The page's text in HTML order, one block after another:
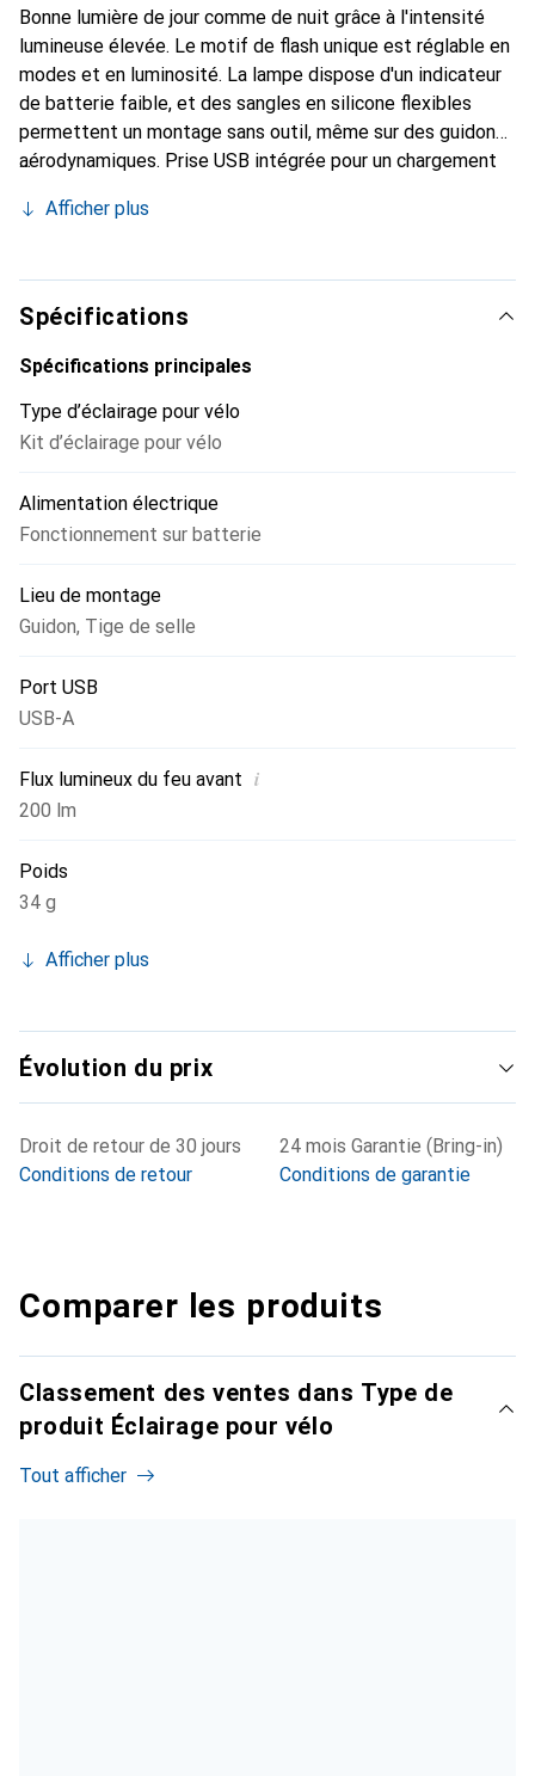
Bonne lumière de jour comme de nuit grâce à l'intensité
lumineuse élevée. Le motif de flash unique est réglable en
modes et en luminosité. La lampe dispose d'un indicateur
de batterie faible, et des sangles en silicone flexibles
permettent un montage sans outil, même sur des guidons
aérodynamiques. Prise USB intégrée pour un chargement
Afficher plus
Spécifications
Spécifications principales
Type d’éclairage pour vélo
Kit d’éclairage pour vélo
Alimentation électrique
Fonctionnement sur batterie
Lieu de montage
Guidon, Tige de selle
Port USB
USB-A
Flux lumineux du feu avant i
200 lm
Poids
34 g
Afficher plus
Évolution du prix
Droit de retour de 30 jours
Conditions de retour
24 mois Garantie (Bring-in)
Conditions de garantie
Comparer les produits
Classement des ventes dans Type de
produit Éclairage pour vélo
Tout afficher